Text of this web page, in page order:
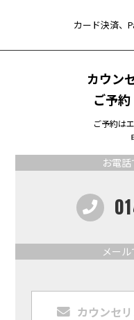
カード決済、
カウン
ご予
ご予約は
お電
メー
カウンセ